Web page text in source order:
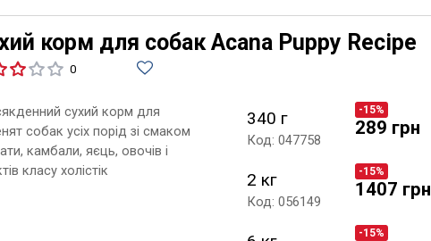
корм для собак Acana Puppy Recipe
0
сухий корм для
собак усіх порід зі смаком
камбали, яєць, овочів і
класу холістік
340 г
Код: 047758
-15%
289 грн
2 кг
Код: 056149
-15%
1407 грн
-15%